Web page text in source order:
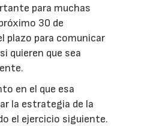
para muchas
30 de
plazo para comunicar
quieren que sea
en el que esa
la estrategia de la
el ejercicio siguiente.